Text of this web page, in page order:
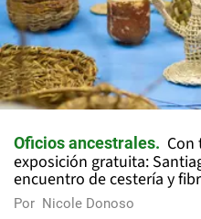
Oficios ancestrales
Con
exposición gratuita:
encuentro de cestería y
Por Nicole Donoso